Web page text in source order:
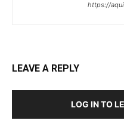
https://
LEAVE A REPLY
LOG IN TO